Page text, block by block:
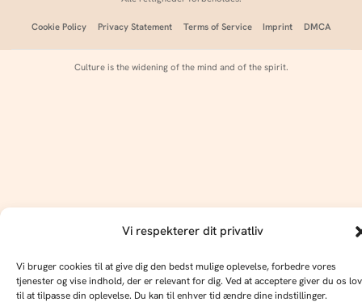
Vi respekterer dit privatliv
Vi bruger cookies til at give dig den bedst mulige oplevelse, forbedre vores
tjenester og vise indhold, der er relevant for dig. Ved at acceptere giver du os lov
til at tilpasse din oplevelse. Du kan til enhver tid ændre dine indstillinger.
Cookie Policy Privacy Statement Terms of Service Imprint DMCA
Culture is the widening of the mind and of the spirit.